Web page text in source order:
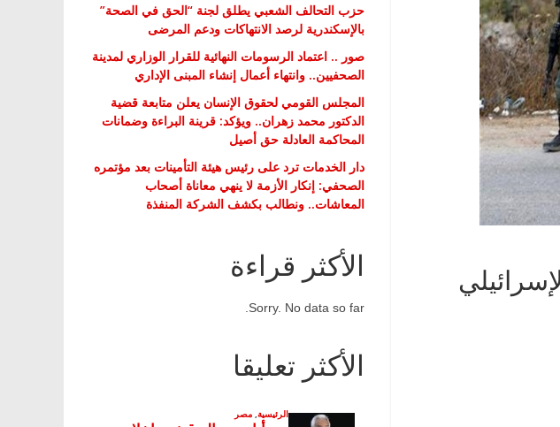
حزب التحالف الشعبي يطلق لجنة “الحق في الصحة”
بالإسكندرية لرصد الانتهاكات ودعم المرضى
صور .. اعتماد الرسومات النهائية للقرار الوزاري لمدينة
الصحفيين.. وانتهاء أعمال إنشاء المبنى الإداري
المجلس القومي لحقوق الإنسان يعلن متابعة قضية
الدكتور محمد زهران.. ويؤكد: قرينة البراءة وضمانات
المحاكمة العادلة حق أصيل
دار الخدمات ترد على رئيس هيئة التأمينات بعد مؤتمره
الصحفي: إنكار الأزمة لا ينهي معاناة أصحاب
المعاشات.. ونطالب بكشف الشركة المنفذة
الأكثر قراءة
Sorry. No data so far.
الأكثر تعليقا